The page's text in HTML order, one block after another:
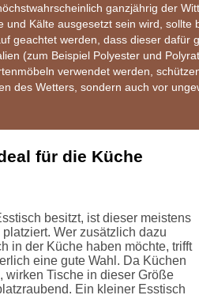
ganzjährig der
und Kälte ausgesetzt sein wird, sollte
geachtet werden, dass dieser dafür
(zum Beispiel Polyester und
verwendet werden,
des Wetters, sondern auch vor
für die Küche
besitzt, ist dieser meistens
Wer zusätzlich dazu
in der Küche haben möchte, trifft
eine gute Wahl. Da Küchen
wirken Tische in dieser Größe
Ein kleiner Esstisch